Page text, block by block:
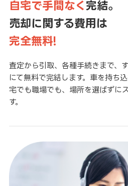
自宅で手間なく 完結。
売却に関する費用は
完全無料!
査定から引取、各種手続きまで、
にて無料で完結します。車を持ち
宅でも職場でも、場所を選ばずに
す。